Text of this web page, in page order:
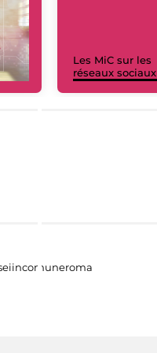
Les MiC sur les
réseaux sociaux